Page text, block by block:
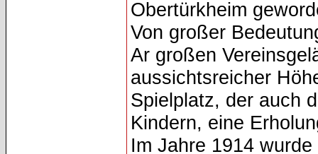
Obertürkheim
Von großer
Ar großen
aussichtsreicher
Spielplatz, der auch
Kindern, eine
Im Jahre 1914